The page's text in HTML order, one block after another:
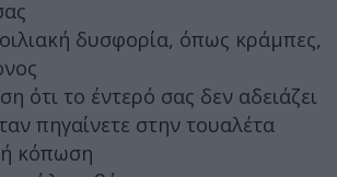
δυσφορία, όπως κράμπες,
ότι το έντερό σας δεν αδειάζει
πηγαίνετε στην τουαλέτα
κόπωση